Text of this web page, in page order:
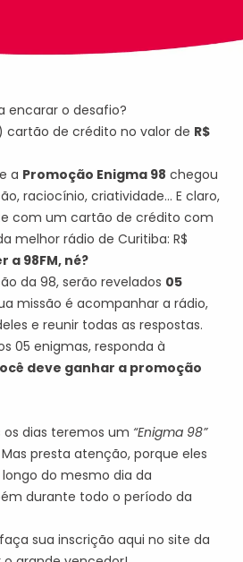
encarar o desafio?
cartão de crédito no valor de R$
a Promoção Enigma 98 chegou
raciocínio, criatividade… E claro,
com um cartão de crédito com
melhor rádio de Curitiba: R$
a 98FM, né?
da 98, serão revelados 05
missão é acompanhar a rádio,
e reunir todas as respostas.
05 enigmas, responda à
deve ganhar a promoção
os dias teremos um “Enigma 98”
presta atenção, porque eles
do mesmo dia da
durante todo o período da
sua inscrição aqui no site da